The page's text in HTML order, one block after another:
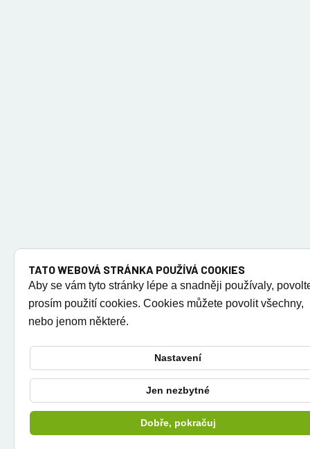
TATO WEBOVÁ STRÁNKA POUŽÍVÁ COOKIES
Aby se vám tyto stránky lépe a snadněji používaly,
prosím použití cookies. Cookies můžete povolit všechny,
nebo jenom některé.
Nastavení
Jen nezbytné
Dobře, pokračuj